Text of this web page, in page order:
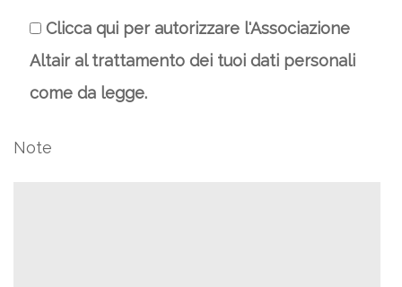
Clicca qui per autorizzare l'Associazione
Altair al trattamento dei tuoi dati personali
come da legge.
Note